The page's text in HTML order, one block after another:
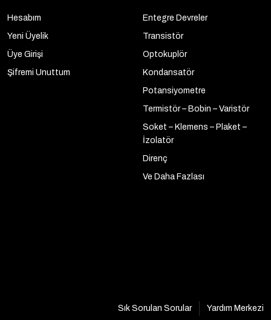
Hesabım
Yeni Üyelik
Üye Girişi
Şifremi Unuttum
Entegre Devreler
Transistör
Optokuplör
Kondansatör
Potansiyometre
Termistör – Bobin – Varistör
Soket – Klemens – Plaket –
İzolatör
Direnç
Ve Daha Fazlası
Sık Sorulan Sorular
Yardım Merkezi